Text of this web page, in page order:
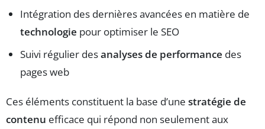
Intégration des dernières avancées en matière de
technologie pour optimiser le SEO
Suivi régulier desanalyses de performance des
pages web
Ces éléments constituent la base d’une stratégie de
contenu efficace qui répond non seulement aux